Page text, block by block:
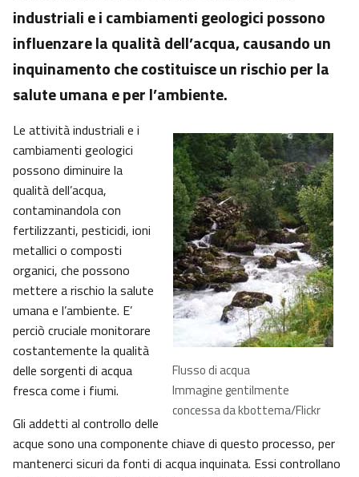
industriali e i cambiamenti geologici possono
influenzare la qualità dell’acqua, causando un
inquinamento che costituisce un rischio per la
salute umana e per l’ambiente.
Flusso di acqua
Immagine gentilmente
concessa da kbottema/Flickr
Le attività industriali e i
cambiamenti geologici
possono diminuire la
qualità dell’acqua,
contaminandola con
fertilizzanti, pesticidi, ioni
metallici o composti
organici, che possono
mettere a rischio la salute
umana e l’ambiente. E’
perciò cruciale monitorare
costantemente la qualità
delle sorgenti di acqua
fresca come i fiumi.
Gli addetti al controllo delle
acque sono una componente chiave di questo processo, per
mantenerci sicuri da fonti di acqua inquinata. Essi controllano